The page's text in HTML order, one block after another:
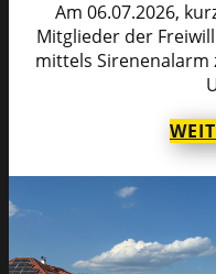
Am 06.07.2026,
Mitglieder der
mittels Sirenenalarm